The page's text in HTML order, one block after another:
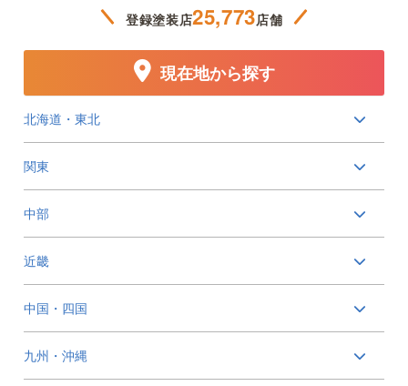
登録塗装店25,773店舗
北海道・東北
関東
中部
近畿
中国・四国
九州・沖縄
現在地から探す